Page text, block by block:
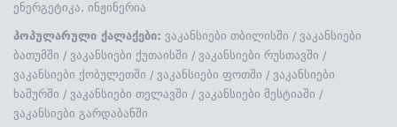
ენერგეტიკა, ინჟინერია
პოპულარული ქალაქები: ვაკანსიები თბილისში / ვაკანსიები
ბათუმში / ვაკანსიები ქუთაისში / ვაკანსიები რუსთავში /
ვაკანსიები ქობულეთში / ვაკანსიები ფოთში / ვაკანსიები
ხაშურში / ვაკანსიები თელავში / ვაკანსიები მესტიაში /
ვაკანსიები გარდაბანში